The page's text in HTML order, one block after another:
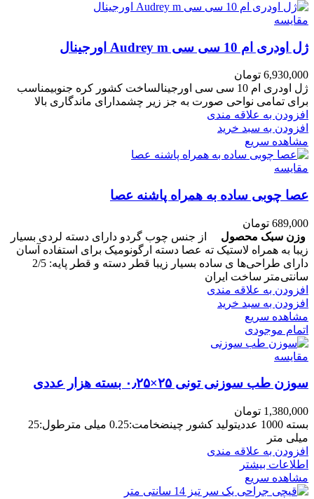
مقایسه
ژل اودری ام 10 سی سی Audrey m اورجینال
6,930,000 تومان
ژل اودری ام 10 سی سی اورجینالساخت کشور کره جنوبیمناسب
برای تمامی نواحی صورت به جز زیر چشمدارای ماندگاری بالا
افزودن به علاقه مندی
افزودن به سبد خرید
مشاهده سریع
مقایسه
عصا چوبی ساده به همراه پاشنه عصا
689,000 تومان
وزن سبک محصول
از جنس چوب گردو دارای دسته لردی بسیار
زیبا به همراه لاستیک ته عصا دسته ارگونومیک برای استفاده آسان
دارای طراحی‌ها ی ساده بسیار زیبا قطر دسته و قطر پایه: 2/5
سانتی‌متر ساخت ایران
افزودن به علاقه مندی
افزودن به سبد خرید
مشاهده سریع
اتمام موجودی
مقایسه
سوزن طب سوزنی تونی ۲۵×۰٫۲۵ بسته هزار عددی
1,380,000 تومان
بسته 1000 عددیتولید کشور چینضخامت:0.25 میلی مترطول:25
میلی متر
افزودن به علاقه مندی
اطلاعات بیشتر
مشاهده سریع